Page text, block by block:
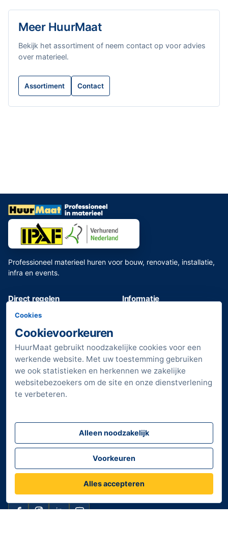
Meer HuurMaat
Bekijk het assortiment of neem contact op voor advies
over materieel.
Assortiment Contact
Professioneel materieel huren voor bouw, renovatie, installatie,
infra en events.
Direct regelen
Assortiment bekijken
Bouwmaterieel huren
Huurdeals bekijken
Huurlijst
Klant worden
Werken bij HuurMaat
Informatie
Huurgids
Veilig werken en opleiding
Service en onderhoud
Sitemap
Verkorte huurvoorwaarden
Volg HuurMaat
Cookies
Cookievoorkeuren
HuurMaat gebruikt noodzakelijke cookies voor een
werkende website. Met uw toestemming gebruiken
we ook statistieken en herkennen we zakelijke
websitebezoekers om de site en onze dienstverlening
te verbeteren.
Alleen noodzakelijk
Voorkeuren
Alles accepteren
Vraag HuurMaat